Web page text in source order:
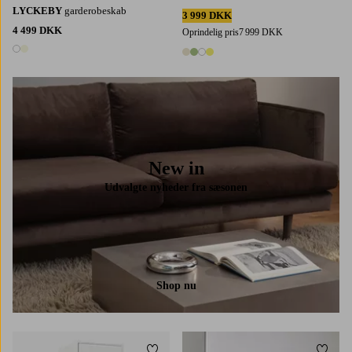
LYCKEBY garderobeskab
4 499 DKK
2 farver
3 999 DKK
Oprindelig pris7 999 DKK
4 farver
New in
Udvalgte nyheder fra sæsonen
Shop nu